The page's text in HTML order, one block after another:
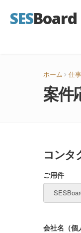
SESBoard
ホーム 仕
案件
コンタ
ご用件
会社名（個